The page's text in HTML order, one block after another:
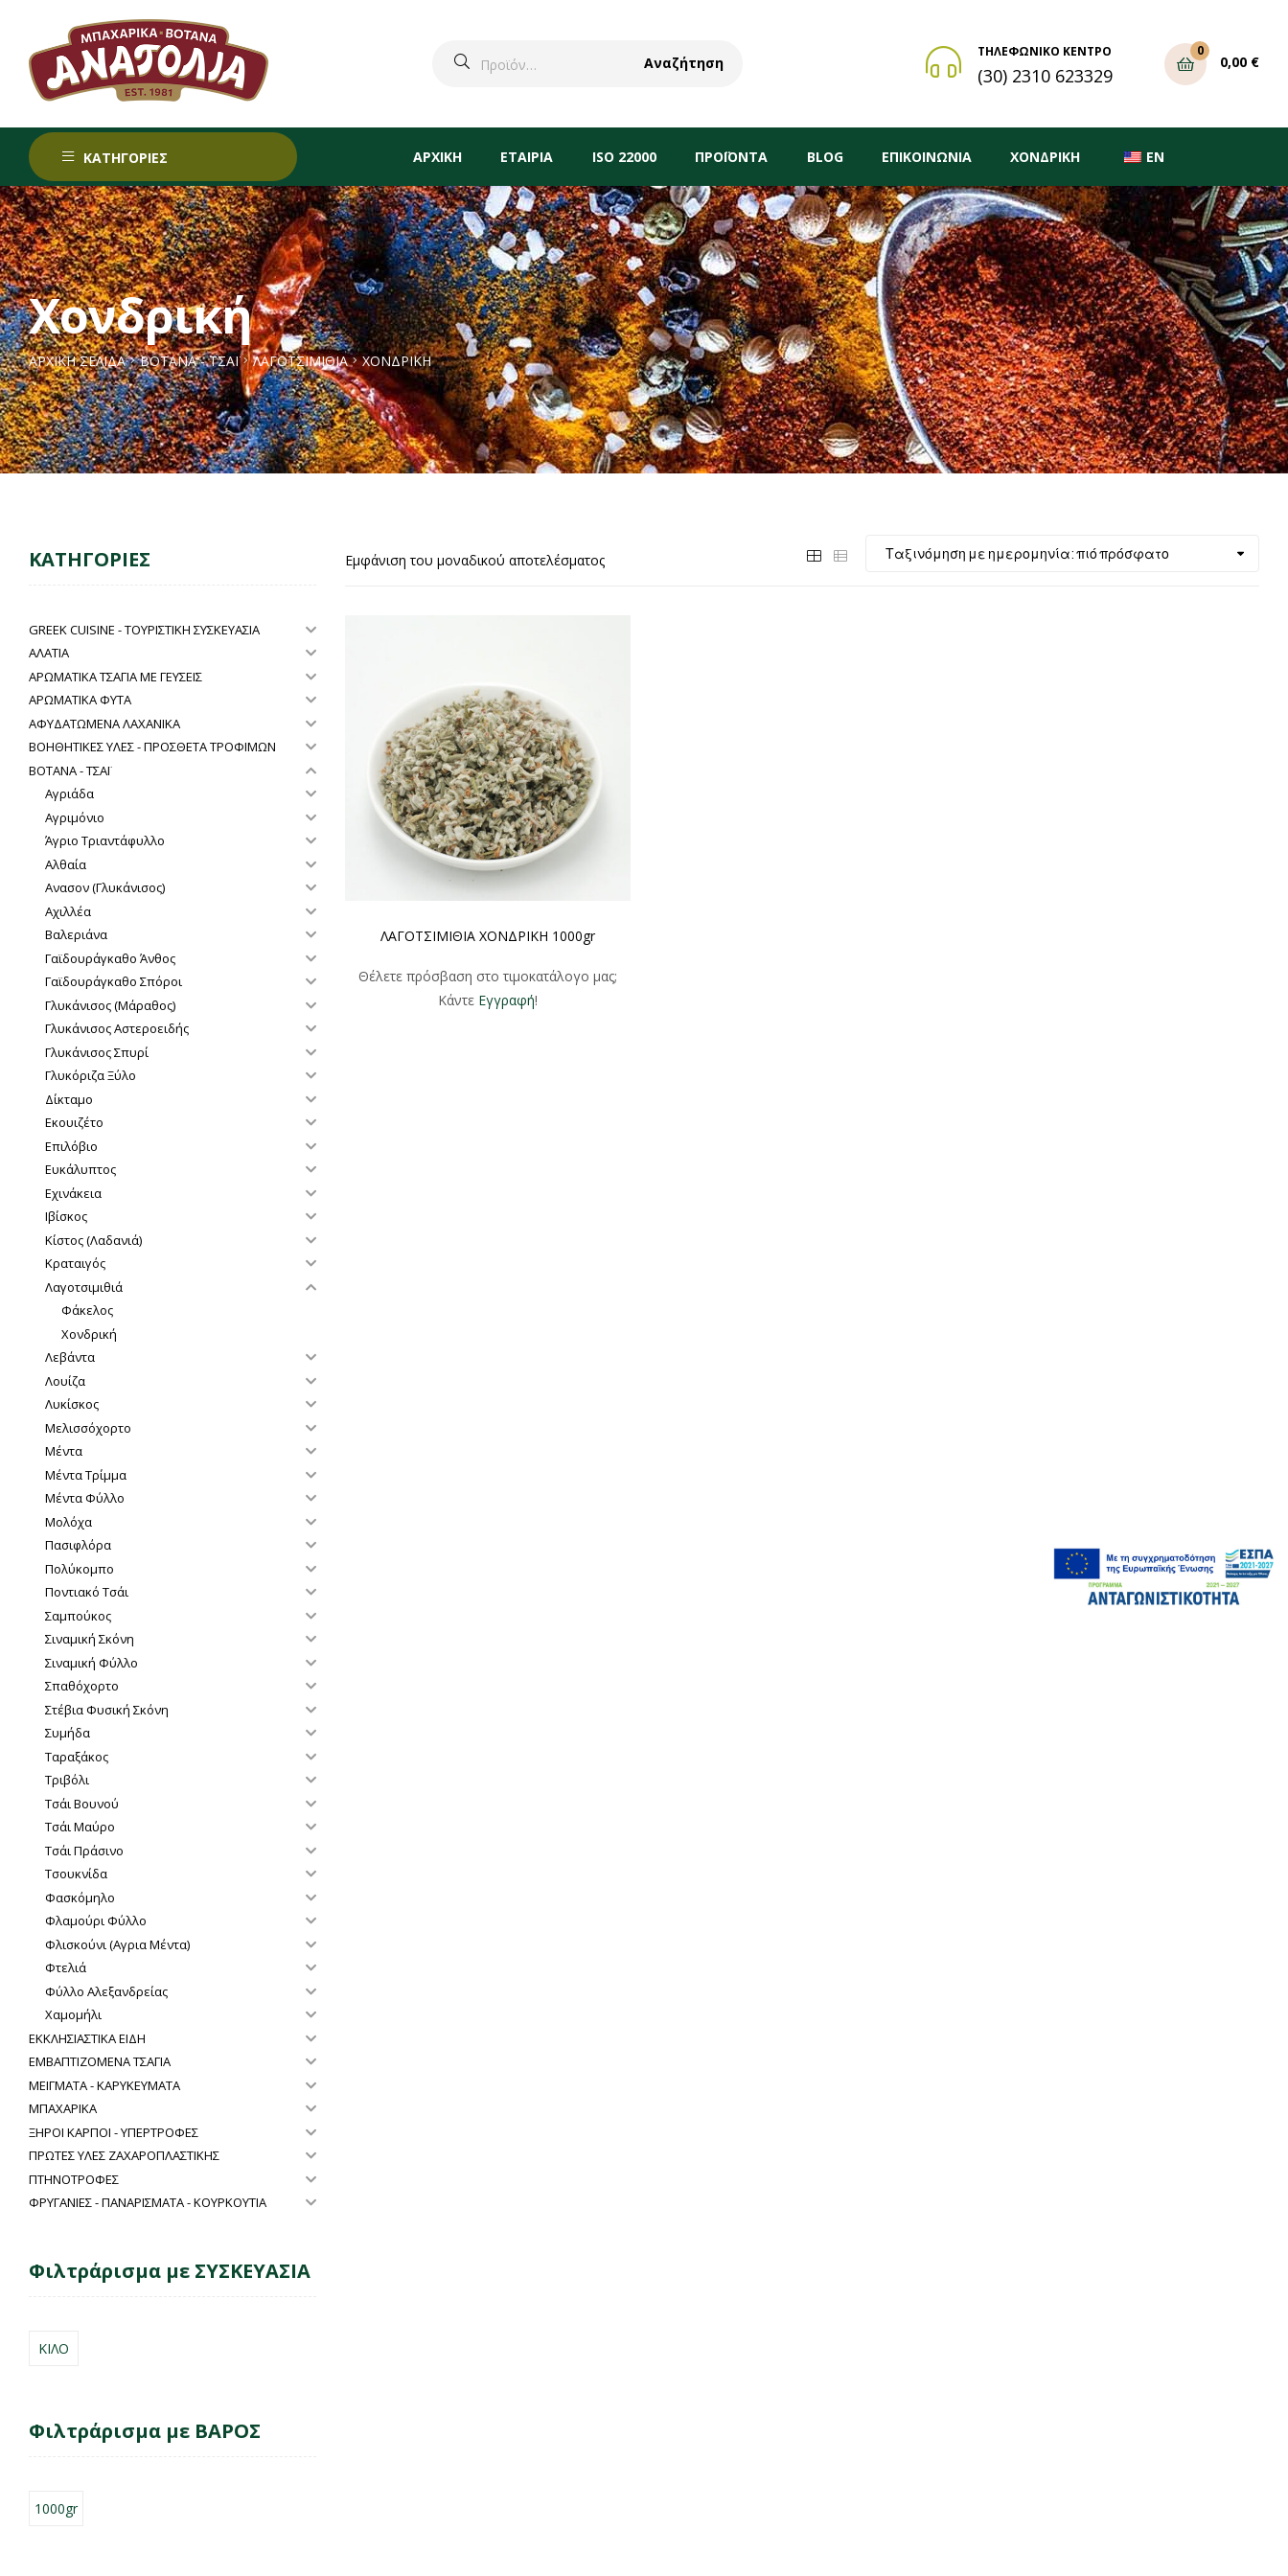
Αναζήτηση
ΤΗΛΕΦΩΝΙΚΟ ΚΕΝΤΡΟ
(30) 2310 623329
0
0,00 €
ΚΑΤΗΓΟΡΙΕΣ ΑΡΧΙΚΗ ΕΤΑΙΡΙΑ ISO 22000 ΠΡΟΪΟΝΤΑ BLOG ΕΠΙΚΟΙΝΩΝΙΑ ΧΟΝΔΡΙΚΗ EN
Χονδρική
ΑΡΧΙΚΉ ΣΕΛΊΔΑ ΒΟΤΑΝΑ - ΤΣΑΪ ΛΑΓΟΤΣΙΜΙΘΙΆ ΧΟΝΔΡΙΚΉ
Εμφάνιση του μοναδικού αποτελέσματος
ΛΑΓΟΤΣΙΜΙΘΙΑ ΧΟΝΔΡΙΚΗ 1000gr
Θέλετε πρόσβαση στο τιμοκατάλογο μας;
Κάντε Εγγραφή!
ΚΑΤΗΓΟΡΙΕΣ
GREEK CUISINE - ΤΟΥΡΙΣΤΙΚΗ ΣΥΣΚΕΥΑΣΙΑ
ΑΛΑΤΙΑ
ΑΡΩΜΑΤΙΚΑ ΤΣΑΓΙΑ ΜΕ ΓΕΥΣΕΙΣ
ΑΡΩΜΑΤΙΚΑ ΦΥΤΑ
ΑΦΥΔΑΤΩΜΕΝΑ ΛΑΧΑΝΙΚΑ
ΒΟΗΘΗΤΙΚΕΣ ΥΛΕΣ - ΠΡΟΣΘΕΤΑ ΤΡΟΦΙΜΩΝ
ΒΟΤΑΝΑ - ΤΣΑΪ
Αγριάδα
Αγριμόνιο
Άγριο Τριαντάφυλλο
Αλθαία
Ανασον (Γλυκάνισος)
Αχιλλέα
Βαλεριάνα
Γαϊδουράγκαθο Άνθος
Γαϊδουράγκαθο Σπόροι
Γλυκάνισος (Μάραθος)
Γλυκάνισος Αστεροειδής
Γλυκάνισος Σπυρί
Γλυκόριζα Ξύλο
Δίκταμο
Εκουιζέτο
Επιλόβιο
Ευκάλυπτος
Εχινάκεια
Ιβίσκος
Κίστος (Λαδανιά)
Κραταιγός
Λαγοτσιμιθιά
Φάκελος
Χονδρική
Λεβάντα
Λουίζα
Λυκίσκος
Μελισσόχορτο
Μέντα
Μέντα Τρίμμα
Μέντα Φύλλο
Μολόχα
Πασιφλόρα
Πολύκομπο
Ποντιακό Τσάι
Σαμπούκος
Σιναμική Σκόνη
Σιναμική Φύλλο
Σπαθόχορτο
Στέβια Φυσική Σκόνη
Συμήδα
Ταραξάκος
Τριβόλι
Τσάι Βουνού
Τσάι Μαύρο
Τσάι Πράσινο
Τσουκνίδα
Φασκόμηλο
Φλαμούρι Φύλλο
Φλισκούνι (Αγρια Μέντα)
Φτελιά
Φύλλο Αλεξανδρείας
Χαμομήλι
ΕΚΚΛΗΣΙΑΣΤΙΚΑ ΕΙΔΗ
ΕΜΒΑΠΤΙΖΟΜΕΝΑ ΤΣΑΓΙΑ
ΜΕΙΓΜΑΤΑ - ΚΑΡΥΚΕΥΜΑΤΑ
ΜΠΑΧΑΡΙΚΑ
ΞΗΡΟΙ ΚΑΡΠΟΙ - ΥΠΕΡΤΡΟΦΕΣ
ΠΡΩΤΕΣ ΥΛΕΣ ΖΑΧΑΡΟΠΛΑΣΤΙΚΗΣ
ΠΤΗΝΟΤΡΟΦΕΣ
ΦΡΥΓΑΝΙΕΣ - ΠΑΝΑΡΙΣΜΑΤΑ - ΚΟΥΡΚΟΥΤΙΑ
Φιλτράρισμα με ΣΥΣΚΕΥΑΣΙΑ
ΚΙΛΟ
Φιλτράρισμα με ΒΑΡΟΣ
1000gr